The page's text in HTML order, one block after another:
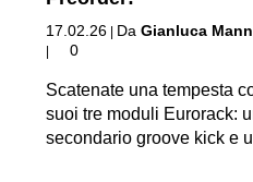
17.02.26 | DaGianluca
| 0
Scatenate una tempesta
suoi tre moduli Eurorack:
secondario groove kick e